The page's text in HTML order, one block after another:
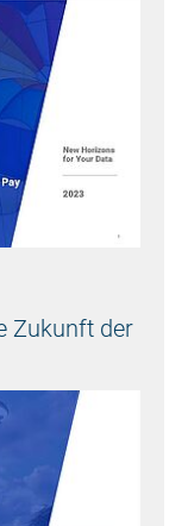
Zukunft der